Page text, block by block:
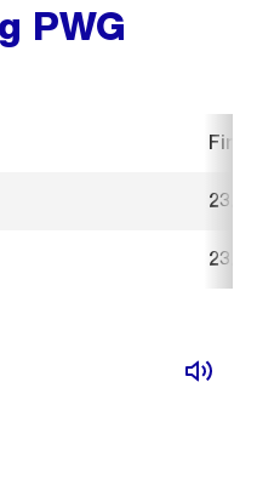
PWG
23.
23.